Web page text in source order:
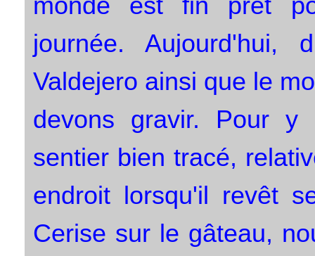
journée. Aujourd'hui,
Valdejero ainsi que le
devons gravir. Pour y
sentier bien tracé,
endroit lorsqu'il revêt
Cerise sur le gâteau,